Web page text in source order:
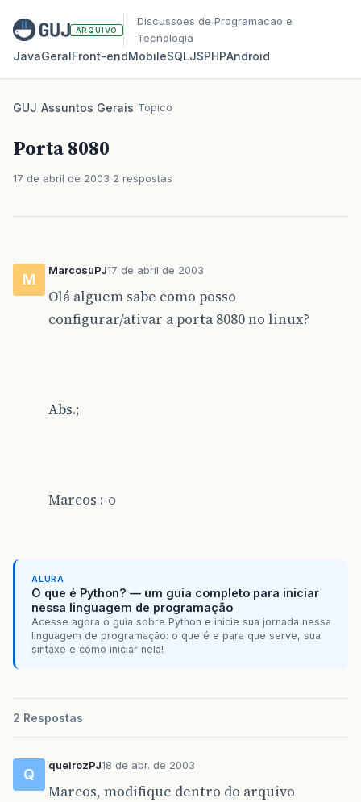
ARQUIVO
Discussoes de Programacao e
Tecnologia
JavaGeralFront‑endMobileSQLJSPHPAndroid
GUJ/Assuntos Gerais/Topico
Porta 8080
17 de abril de 2003 2 respostas
M
MarcosuPJ17 de abril de 2003
Olá alguem sabe como posso
configurar/ativar a porta 8080 no linux?
Abs.;
Marcos :-o
ALURA
O que é Python? — um guia completo para iniciar
nessa linguagem de programação
Acesse agora o guia sobre Python e inicie sua jornada nessa
linguagem de programação: o que é e para que serve, sua
sintaxe e como iniciar nela!
2 Respostas
Q
queirozPJ18 de abr. de 2003
Marcos, modifique dentro do arquivo